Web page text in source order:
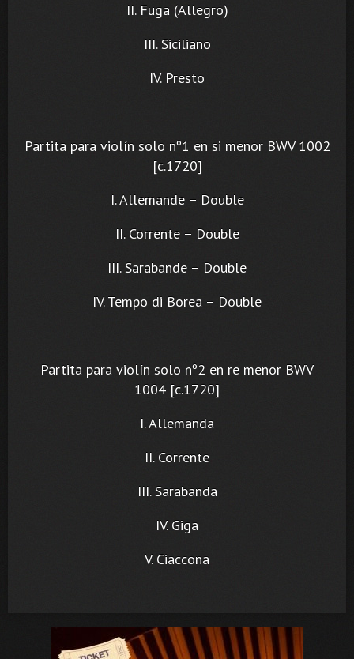
II. Fuga (Allegro)
III. Siciliano
IV. Presto
Partita para violín solo nº1 en si menor BWV 1002
[c.1720]
I. Allemande – Double
II. Corrente – Double
III. Sarabande – Double
IV. Tempo di Borea – Double
Partita para violín solo nº2 en re menor BWV
1004 [c.1720]
I. Allemanda
II. Corrente
III. Sarabanda
IV. Giga
V. Ciaccona